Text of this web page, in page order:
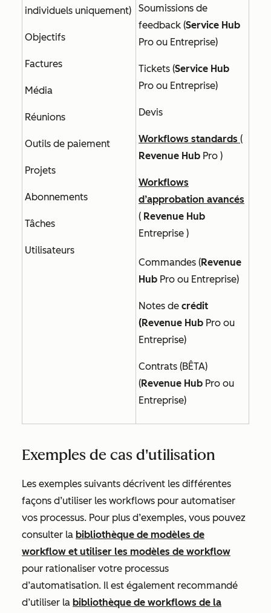
individuels uniquement)
Objectifs
Factures
Média
Réunions
Outils de paiement
Projets
Abonnements
Tâches
Utilisateurs
Soumissions de
feedback (Service Hub
Pro ou Entreprise)
Tickets (Service Hub
Pro ou Entreprise)
Devis
Workflows standards (
Revenue Hub Pro )
Workflows
d’approbation avancés
( Revenue Hub
Entreprise )
Commandes (Revenue
Hub Pro ou Entreprise)
Notes de crédit
(Revenue Hub Pro ou
Entreprise)
Contrats (BÊTA)
(Revenue Hub Pro ou
Entreprise)
Exemples de cas d'utilisation
Les exemples suivants décrivent les différentes
façons d’utiliser les workflows pour automatiser
vos processus. Pour plus d’exemples, vous pouvez
consulter la bibliothèque de modèles de
workflow et utiliser les modèles de workflow
pour rationaliser votre processus
d’automatisation. Il est également recommandé
d’utiliser la bibliothèque de workflows de la